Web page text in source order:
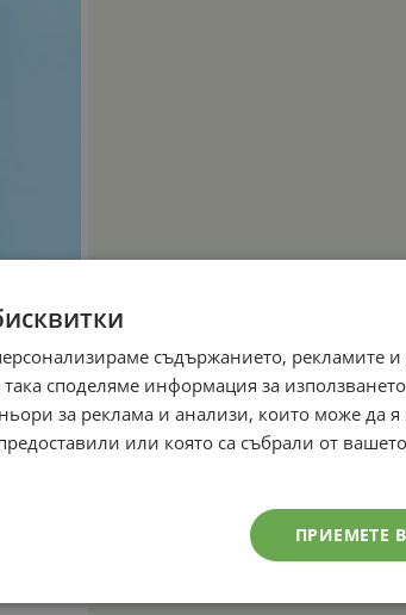
съдържанието, рекламите и
споделяме информация за
за реклама и анализи, които може да
или която са събрали от
ПРИЕМЕТЕ